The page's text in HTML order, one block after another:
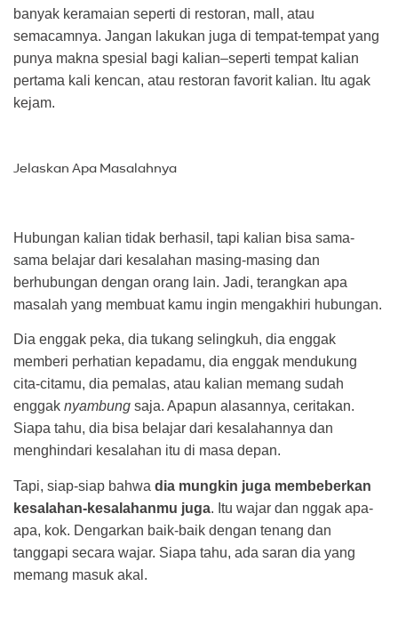
banyak keramaian seperti di restoran, mall, atau
semacamnya. Jangan lakukan juga di tempat-tempat yang
punya makna spesial bagi kalian–seperti tempat kalian
pertama kali kencan, atau restoran favorit kalian. Itu agak
kejam.
Jelaskan Apa Masalahnya
Hubungan kalian tidak berhasil, tapi kalian bisa sama-
sama belajar dari kesalahan masing-masing dan
berhubungan dengan orang lain. Jadi, terangkan apa
masalah yang membuat kamu ingin mengakhiri hubungan.
Dia enggak peka, dia tukang selingkuh, dia enggak
memberi perhatian kepadamu, dia enggak mendukung
cita-citamu, dia pemalas, atau kalian memang sudah
enggak nyambung saja. Apapun alasannya, ceritakan.
Siapa tahu, dia bisa belajar dari kesalahannya dan
menghindari kesalahan itu di masa depan.
Tapi, siap-siap bahwa dia mungkin juga membeberkan
kesalahan-kesalahanmu juga. Itu wajar dan nggak apa-
apa, kok. Dengarkan baik-baik dengan tenang dan
tanggapi secara wajar. Siapa tahu, ada saran dia yang
memang masuk akal.